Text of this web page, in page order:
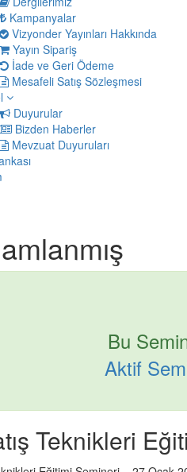
Kampanyalar
Vizyonder Yayınları Hakkında
Yayın Sipariş
İade ve Geri Ödeme
Mesafeli Satış Sözleşmesi
Duyurular
Bizden Haberler
Mevzuat Duyuruları
Bu
Aktif
Teknikleri